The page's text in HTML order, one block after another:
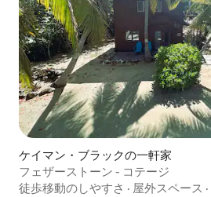
ケイマン・ブラックの一軒家
フェザーストーン - コテージ
徒歩移動のしやすさ · 屋外スペース ·